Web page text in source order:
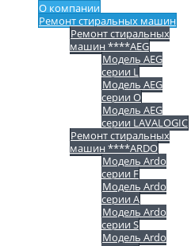
О компании
Ремонт стиральных машин
Ремонт стиральных
машин ****AEG
Модель AEG
серии L
Модель AEG
серии O
Модель AEG
серии LAVALOGIC
Ремонт стиральных
машин ****ARDO
Модель Ardo
серии F
Модель Ardo
серии A
Модель Ardo
серии S
Модель Ardo